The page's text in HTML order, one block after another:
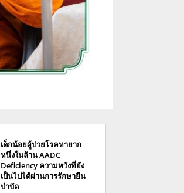
เด็กน้อยผู้ป่วยโรคหายาก
หนึ่งในล้าน AADC
Deficiency ความหวังที่ยัง
เป็นไปได้ผ่านการรักษายีน
บำบัด